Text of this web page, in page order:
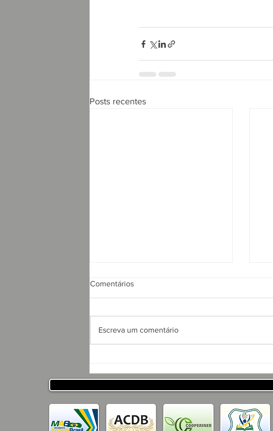
Posts recentes
SECRETARIA DE
DESENVOLVIMENTO
PARAÍBA
Comentários
Escreva um comentário